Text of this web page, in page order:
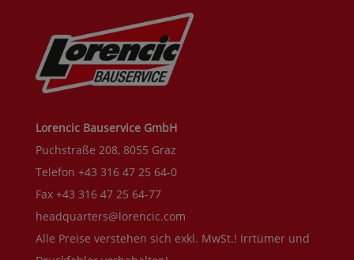
Lorencic Bauservice GmbH
Puchstraße 208, 8055 Graz
Telefon +43 316 47 25 64-0
Fax +43 316 47 25 64-77
headquarters@lorencic.com
Alle Preise verstehen sich exkl. MwSt.! Irrtümer und